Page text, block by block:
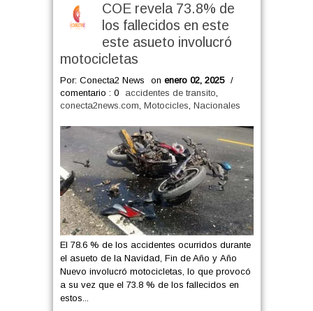
COE revela 73.8% de
los fallecidos en este
este asueto involucró
motocicletas
Por: Conecta2 News on enero 02, 2025
/
comentario : 0
accidentes de transito,
conecta2news.com, Motocicles, Nacionales
El 78.6 % de los accidentes ocurridos durante
el asueto de la Navidad, Fin de Año y Año
Nuevo involucró motocicletas, lo que provocó
a su vez que el 73.8 % de los fallecidos en
estos...